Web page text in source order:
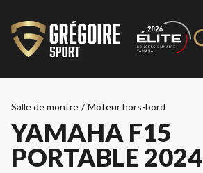
Salle de montre / Moteur hors-bord
YAMAHA F15
PORTABLE 2024